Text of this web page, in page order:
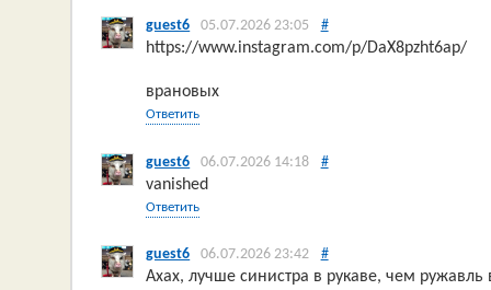
guest6 05.07.2026 23:05 #
https://www.instagram.com/p/DaX8pzht6ap/
врановых
Ответить
guest6 06.07.2026 14:18 #
vanished
Ответить
guest6 06.07.2026 23:42 #
Ахах, лучше синистра в рукаве, чем ружавль